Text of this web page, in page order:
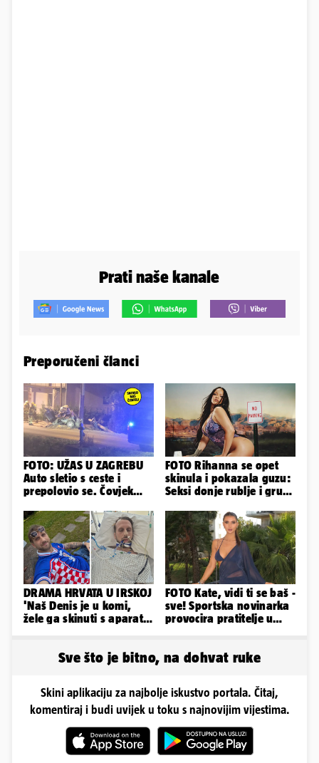
Prati naše kanale
Preporučeni članci
FOTO: UŽAS U ZAGREBU
Auto sletio s ceste i
prepolovio se. Čovjek
FOTO Rihanna se opet
skinula i pokazala guzu:
Seksi donje rublje i grudi
DRAMA HRVATA U IRSKOJ
'Naš Denis je u komi,
žele ga skinuti s aparata!
FOTO Kate, vidi ti se baš -
sve! Sportska novinarka
provocira pratitelje u
Sve što je bitno, na dohvat ruke
Skini aplikaciju za najbolje iskustvo portala. Čitaj,
komentiraj i budi uvijek u toku s najnovijim vijestima.